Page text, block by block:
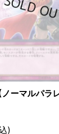
ノーマルパ
)